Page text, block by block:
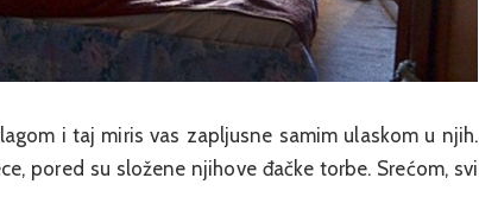
i taj miris vas zapljusne samim ulaskom u njih.
pored su složene njihove đačke torbe. Srećom, svi